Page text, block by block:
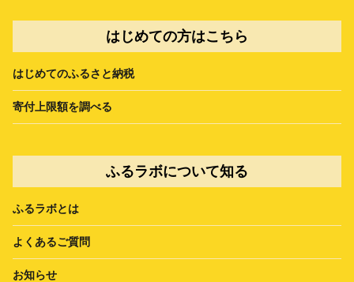
はじめての方はこちら
はじめてのふるさと納税
寄付上限額を調べる
ふるラボについて知る
ふるラボとは
よくあるご質問
お知らせ